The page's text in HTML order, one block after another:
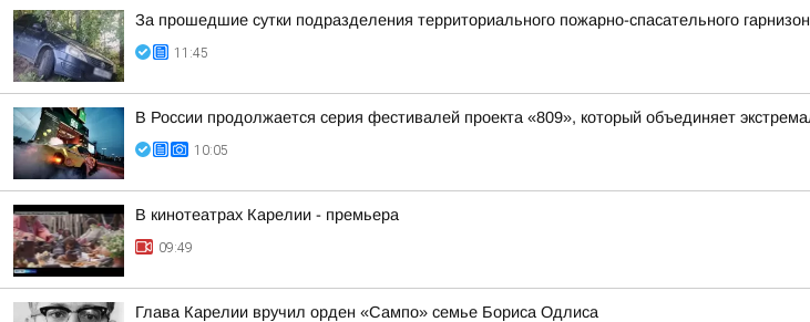
За прошедшие сутки подразделения территориального пожарно-спасательного
11:45
В России продолжается серия фестивалей проекта «809», который объединяет
10:05
В кинотеатрах Карелии - премьера
09:49
Глава Карелии вручил орден «Сампо» семье Бориса Одлиса